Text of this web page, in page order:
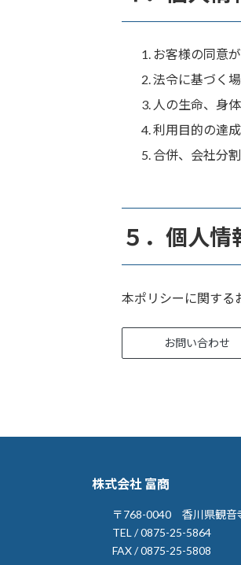
お客様の同意
法令に基づく
人の生命、身
利用目的の達
合併、会社分
５．個人
本ポリシーに関する
お問い合わせ
株式会社 富商
〒768-0040 香川県観音
TEL / 0875-25-5864
FAX / 0875-25-5808